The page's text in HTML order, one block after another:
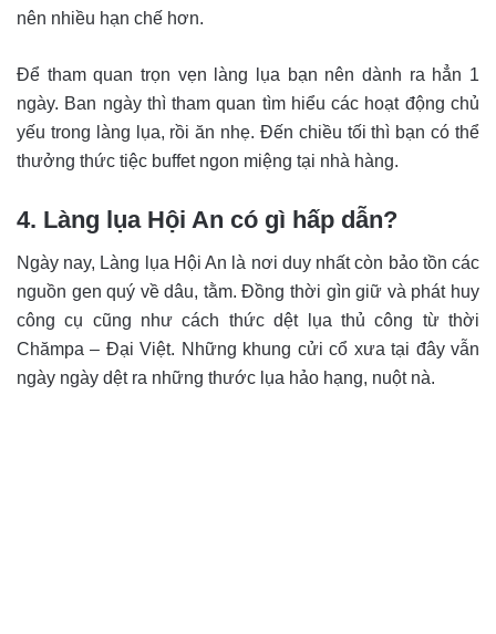
nên nhiều hạn chế hơn.
Để tham quan trọn vẹn làng lụa bạn nên dành ra hẳn 1
ngày. Ban ngày thì tham quan tìm hiểu các hoạt động chủ
yếu trong làng lụa, rồi ăn nhẹ. Đến chiều tối thì bạn có thể
thưởng thức tiệc buffet ngon miệng tại nhà hàng.
4. Làng lụa Hội An có gì hấp dẫn?
Ngày nay, Làng lụa Hội An là nơi duy nhất còn bảo tồn các
nguồn gen quý về dâu, tằm. Đồng thời gìn giữ và phát huy
công cụ cũng như cách thức dệt lụa thủ công từ thời
Chămpa – Đại Việt. Những khung cửi cổ xưa tại đây vẫn
ngày ngày dệt ra những thước lụa hảo hạng, nuột nà.